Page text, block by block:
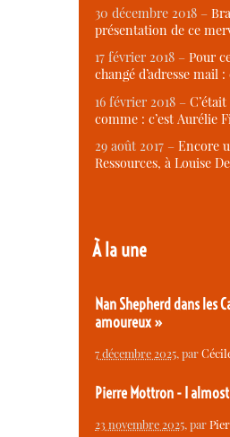
30 décembre 2018 –
présentation de ce
17 février 2018 – Pour
changé d’adresse mail
16 février 2018 –
comme : c’est Aurélie
29 août 2017 – Encore
Ressources, à Louise
À la une
Nan Shepherd dans les
amoureux »
7 décembre 2025, par
Pierre Mottron - I
23 novembre 2025, par